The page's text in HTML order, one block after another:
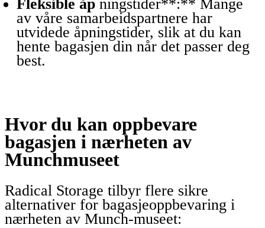
Fleksible åp ningstider**:** Mange
av våre samarbeidspartnere har
utvidede åpningstider, slik at du kan
hente bagasjen din når det passer deg
best.
Hvor du kan oppbevare
bagasjen i nærheten av
Munchmuseet
Radical Storage tilbyr flere sikre
alternativer for bagasjeoppbevaring i
nærheten av Munch-museet: